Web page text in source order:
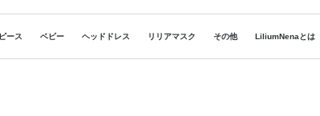
ース ベビー ヘッドドレス リリアマスク その他 LiliumNenaとは